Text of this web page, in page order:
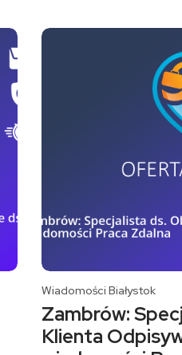
Wiadomości Białystok
Zambrów:
Klienta